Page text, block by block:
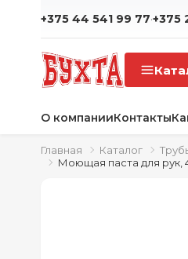
+375 44 541 99 77·+375
О компанииКонтакты
Главная Каталог
Моющая паста для рук,